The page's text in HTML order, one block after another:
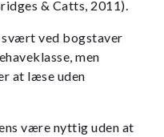
& Catts, 2011).
ved bogstaver
men
at læse uden
være nyttig uden at